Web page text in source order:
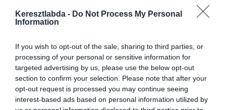
Keresztlabda - Do Not Process My Personal
Information
If you wish to opt-out of the sale, sharing to third parties, or
processing of your personal or sensitive information for
targeted advertising by us, please use the below opt-out
section to confirm your selection. Please note that after your
opt-out request is processed you may continue seeing
interest-based ads based on personal information utilized by
Liga?
kaptak értesítést a Spanyol Labdarúgó Szövetségtől, hogy
folytatódhat a La Liga Santander.
Read More